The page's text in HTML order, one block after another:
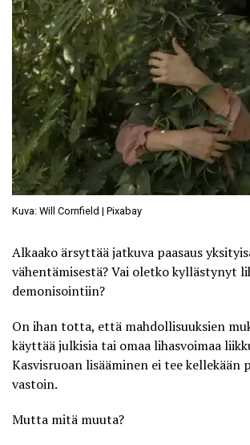
Kuva: Will Cornfield | Pixabay
Alkaako ärsyttää jatkuva paasaus
vähentämisestä? Vai oletko kyllästynyt
demonisointiin?
On ihan totta, että mahdollisuuksien
käyttää julkisia tai omaa lihasvoimaa
Kasvisruoan lisääminen ei tee kellekään
vastoin.
Mutta mitä muuta?